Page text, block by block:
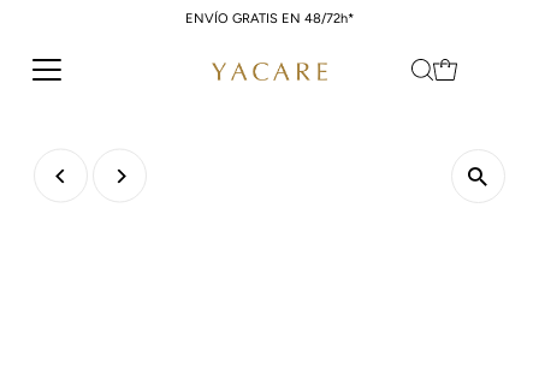
Ir directamente al contenido
ENVÍO GRATIS EN 48/72h*